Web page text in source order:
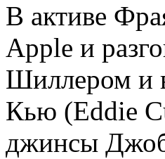
В активе
Apple и
Шиллером и
Кью (Eddie
джинсы